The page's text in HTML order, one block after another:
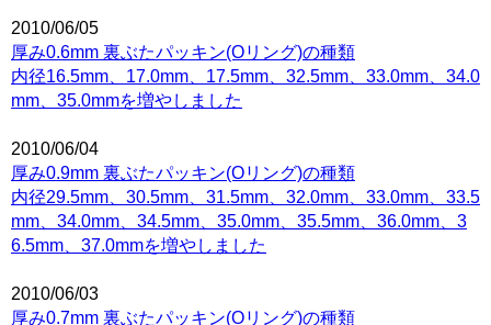
2010/06/05
厚み0.6mm 裏ぶたパッキン(Oリング)の種類
内径16.5mm、17.0mm、17.5mm、32.5mm、33.0mm、34.0
mm、35.0mmを増やしました
2010/06/04
厚み0.9mm 裏ぶたパッキン(Oリング)の種類
内径29.5mm、30.5mm、31.5mm、32.0mm、33.0mm、33.5
mm、34.0mm、34.5mm、35.0mm、35.5mm、36.0mm、3
6.5mm、37.0mmを増やしました
2010/06/03
厚み0.7mm 裏ぶたパッキン(Oリング)の種類